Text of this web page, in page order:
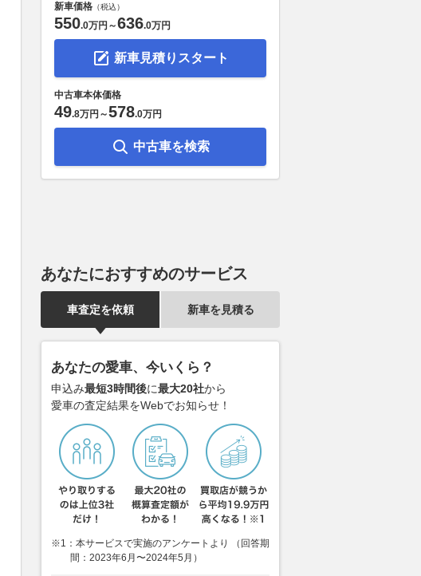
新車価格 （税込）
550.0万円 ～636.0万円
新車見積りスタート
中古車本体価格
49.8万円 ～578.0万円
中古車を検索
あなたにおすすめのサービス
車査定を依頼 新車を見積る
あなたの愛車、今いくら？
申込み最短3時間後に最大20社から
愛車の査定結果をWebでお知らせ！
※1：本サービスで実施のアンケートより （回答期
間：2023年6月〜2024年5月）